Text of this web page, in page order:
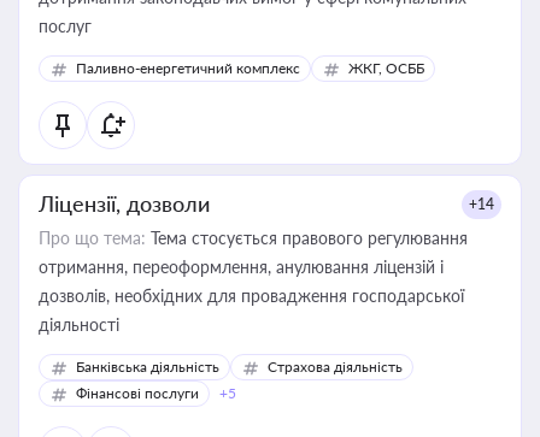
послуг
Паливно-енергетичний комплекс ЖКГ, ОСББ
Ліцензії, дозволи +14
Про що тема: Тема стосується правового регулювання
отримання, переоформлення, анулювання ліцензій і
дозволів, необхідних для провадження господарської
діяльності
Банківська діяльність
Страхова діяльність
Фінансові послуги
+5